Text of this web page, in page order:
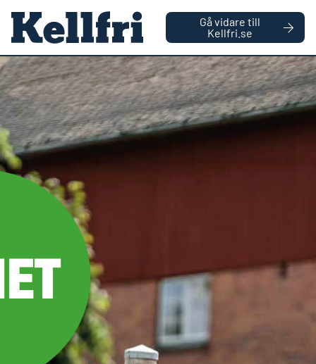
Gå vidare till
Kellfri.se
FÖRETAG | PRIVATPERSON
Antal
Startsida Reservdelar Kilrem SPA1120 Lp1120